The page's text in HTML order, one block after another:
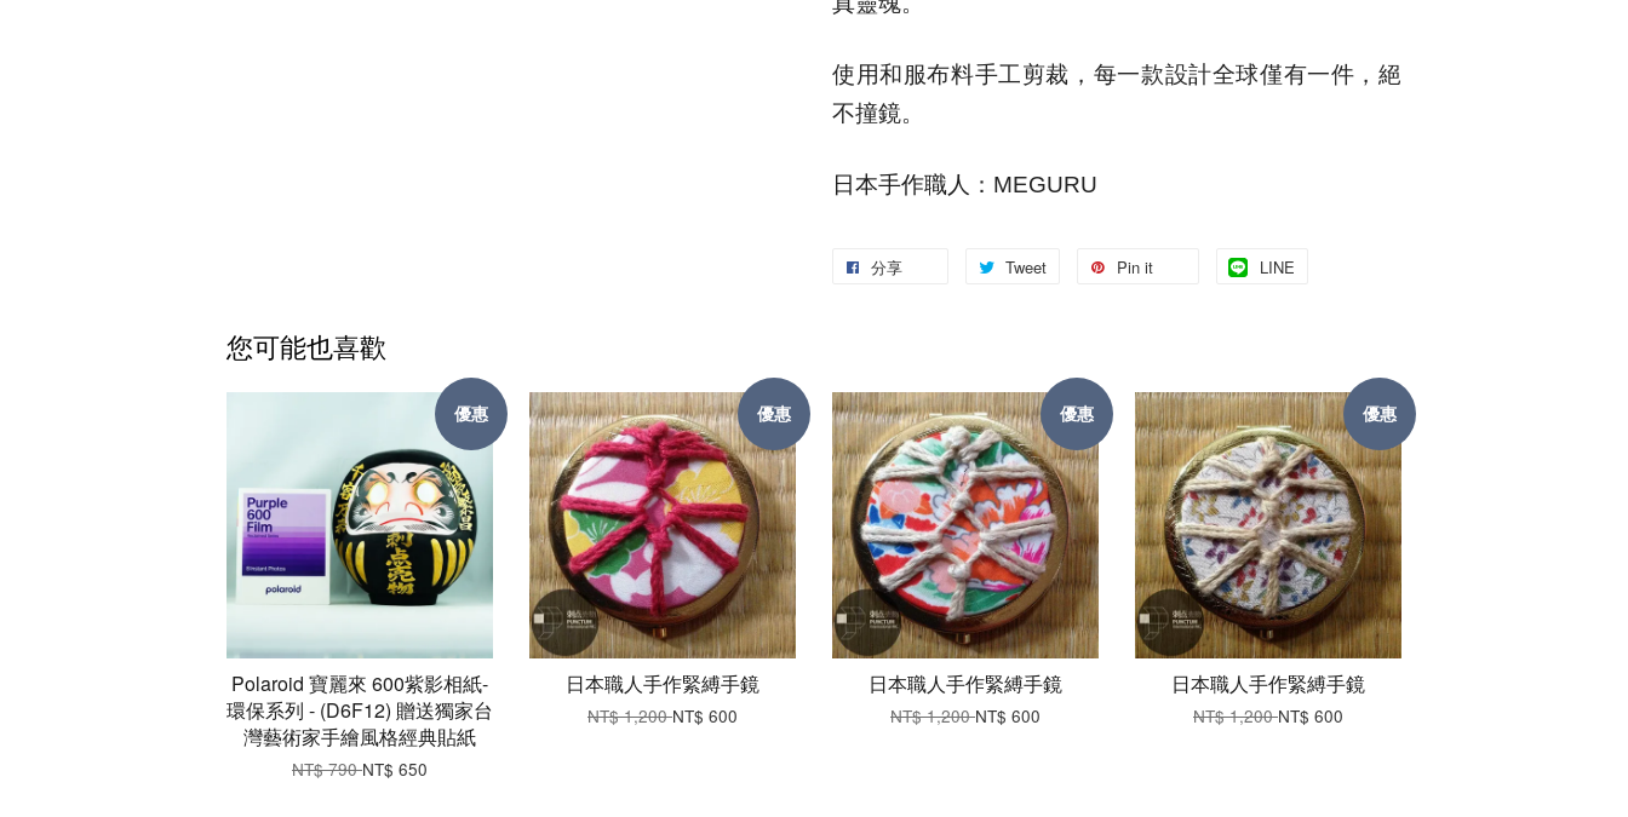
使用和服布料手工剪裁，每一款設計全球僅有一件，絕
不撞鏡。
日本手作職人 ：MEGURU
分享 Tweet Pin it LINE
您可能也喜歡
優惠
Polaroid 寶麗來 600紫影相紙-
環保系列 - (D6F12) 贈送獨家台
灣藝術家手繪風格經典貼紙
NT$ 790NT$ 650
優惠
日本職人手作緊縛手鏡
NT$ 1,200NT$ 600
優惠
日本職人手作緊縛手鏡
NT$ 1,200NT$ 600
優惠
日本職人手作緊縛手鏡
NT$ 1,200NT$ 600